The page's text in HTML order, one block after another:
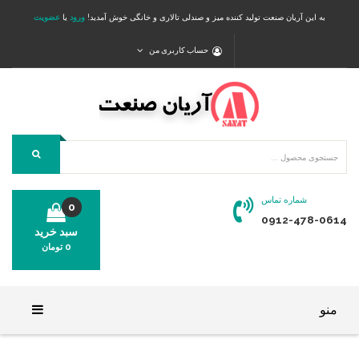
به این آریان صنعت تولید کننده میز و صندلی تالاری و خانگی خوش آمدید! ورود یا عضویت
حساب کاربری من
شماره تماس
0912-478-0614
سبد خرید
0
0 تومان
منو